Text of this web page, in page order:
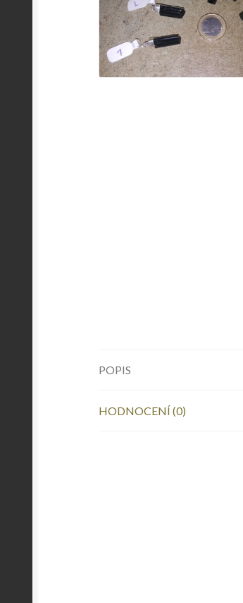
POPIS
HODNOCENÍ (0)